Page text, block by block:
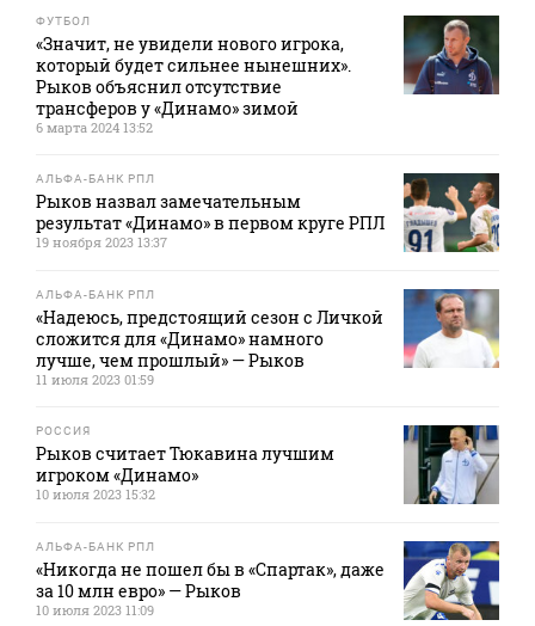
ФУТБОЛ
«Значит, не увидели нового игрока,
который будет сильнее нынешних».
Рыков объяснил отсутствие
трансферов у «Динамо» зимой
6 марта 2024 13:52
АЛЬФА-БАНК РПЛ
Рыков назвал замечательным
результат «Динамо» в первом круге РПЛ
19 ноября 2023 13:37
АЛЬФА-БАНК РПЛ
«Надеюсь, предстоящий сезон с Личкой
сложится для «Динамо» намного
лучше, чем прошлый» — Рыков
11 июля 2023 01:59
РОССИЯ
Рыков считает Тюкавина лучшим
игроком «Динамо»
10 июля 2023 15:32
АЛЬФА-БАНК РПЛ
«Никогда не пошел бы в «Спартак», даже
за 10 млн евро» — Рыков
10 июля 2023 11:09